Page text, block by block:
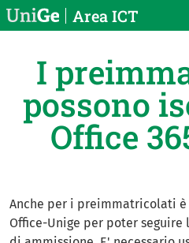
Salta al contenuto principale
Area ICT
I
possono
Office
Anche per i preimmatricolati
Office-Unige per poter